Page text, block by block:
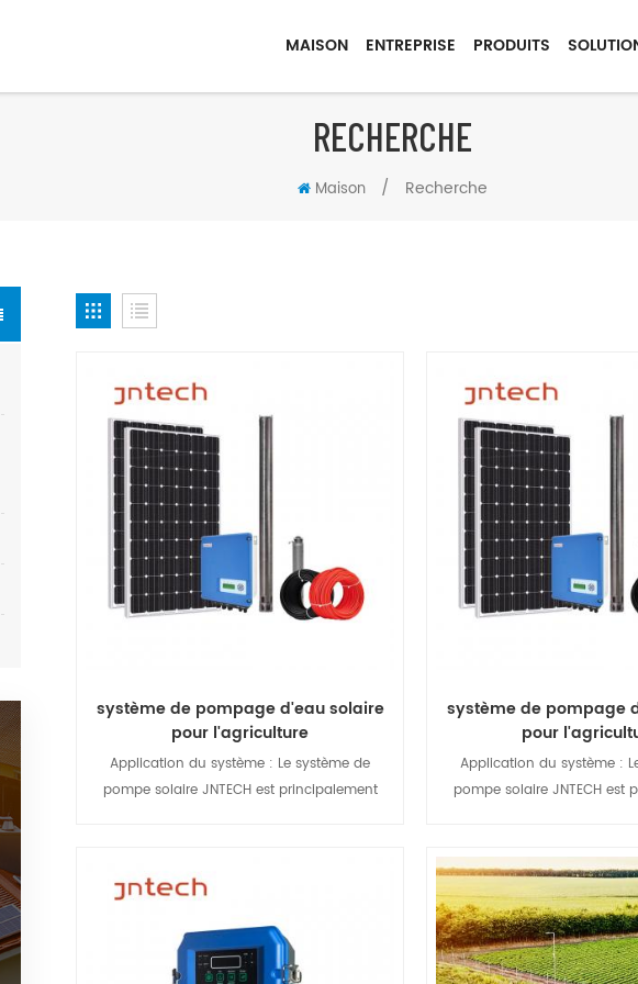
MAISON ENTREPRISE PRODUITS
RECHERCHE
Maison / Recherche
système de pompage d'eau solaire
pour l'agriculture
Application du système : Le système de
pompe solaire JNTECH est principalement
bétail, de l'approvisionnement en eau des
villages et des villes, de l'ingénierie du
traitement des eaux usées et du paysage des
fontaines.
système de pompage
pour
Application du système :
pompe solaire JNTECH est
forestière, de la gestion du
bétail, de
villages et des villes, de
traitement des eaux usées et
fontaines.
Afficher les